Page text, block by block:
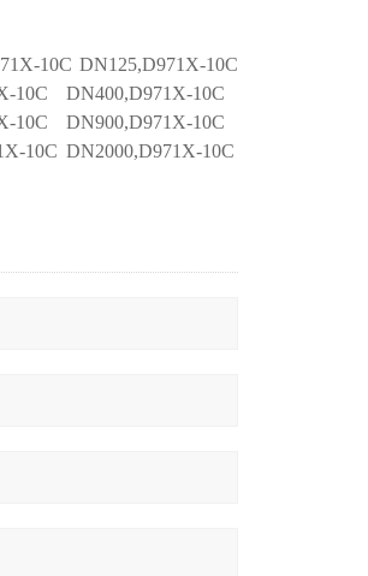
10C DN125,D971X-10C
10C DN400,D971X-10C
10C DN900,D971X-10C
10C DN2000,D971X-10C